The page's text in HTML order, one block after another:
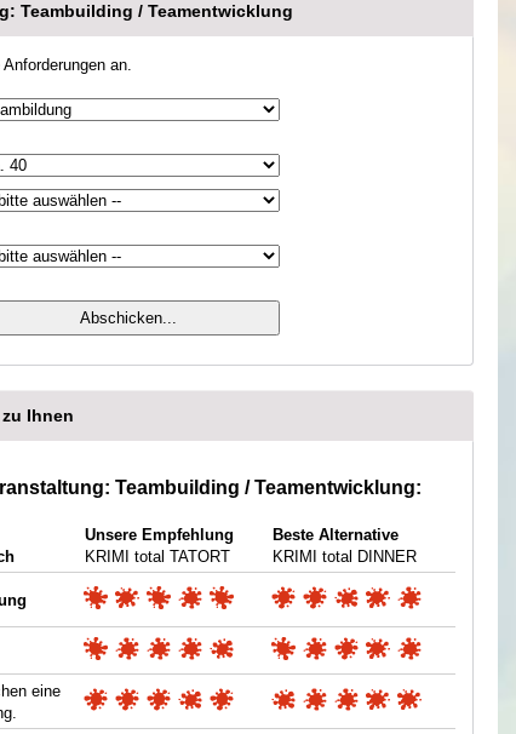
Teambuilding / Teamentwicklung
an.
Ihnen
Teambuilding / Teamentwicklung:
Unsere Empfehlung
KRIMI total TATORT
Beste Alternative
KRIMI total DINNER
eine